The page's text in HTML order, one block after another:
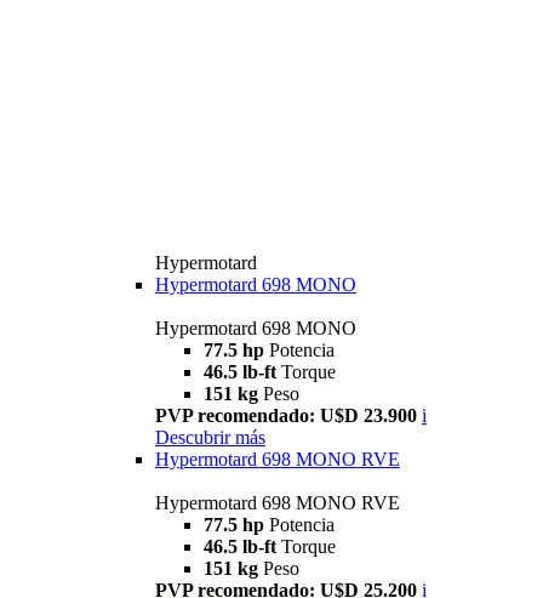
Hypermotard
Hypermotard 698 MONO
Hypermotard 698 MONO
77.5 hp Potencia
46.5 lb-ft Torque
151 kg Peso
PVP recomendado: U$D 23.900 i
Descubrir más
Hypermotard 698 MONO RVE
Hypermotard 698 MONO RVE
77.5 hp Potencia
46.5 lb-ft Torque
151 kg Peso
PVP recomendado: U$D 25.200 i